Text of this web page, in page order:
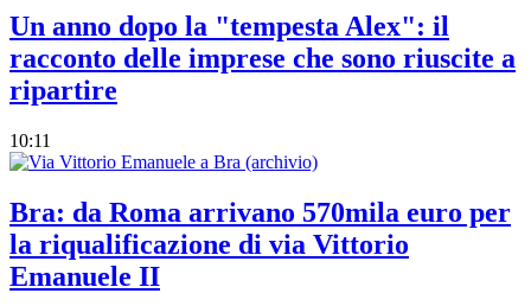
Un anno dopo la "tempesta Alex": il
racconto delle imprese che sono riuscite a
ripartire
10:11
Bra: da Roma arrivano 570mila euro per
la riqualificazione di via Vittorio
Emanuele II